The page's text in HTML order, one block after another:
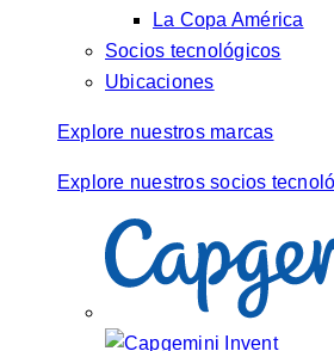
La Copa América
Socios tecnológicos
Ubicaciones
Explore nuestros marcas
Explore nuestros socios